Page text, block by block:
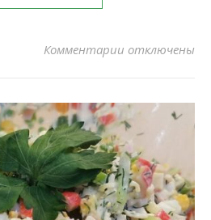
Комментарии к записи
отключены